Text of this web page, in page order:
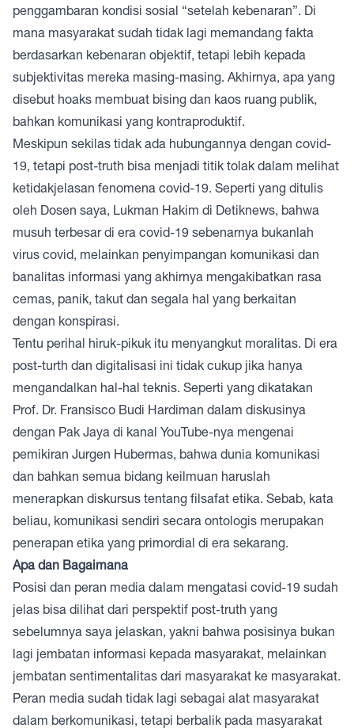
penggambaran kondisi sosial “setelah kebenaran”. Di
mana masyarakat sudah tidak lagi memandang fakta
berdasarkan kebenaran objektif, tetapi lebih kepada
subjektivitas mereka masing-masing. Akhirnya, apa yang
disebut hoaks membuat bising dan kaos ruang publik,
bahkan komunikasi yang kontraproduktif.
Meskipun sekilas tidak ada hubungannya dengan covid-
19, tetapi post-truth bisa menjadi titik tolak dalam melihat
ketidakjelasan fenomena covid-19. Seperti yang ditulis
oleh Dosen saya, Lukman Hakim di Detiknews, bahwa
musuh terbesar di era covid-19 sebenarnya bukanlah
virus covid, melainkan penyimpangan komunikasi dan
banalitas informasi yang akhirnya mengakibatkan rasa
cemas, panik, takut dan segala hal yang berkaitan
dengan konspirasi.
Tentu perihal hiruk-pikuk itu menyangkut moralitas. Di era
post-turth dan digitalisasi ini tidak cukup jika hanya
mengandalkan hal-hal teknis. Seperti yang dikatakan
Prof. Dr. Fransisco Budi Hardiman dalam diskusinya
dengan Pak Jaya di kanal YouTube-nya mengenai
pemikiran Jurgen Hubermas, bahwa dunia komunikasi
dan bahkan semua bidang keilmuan haruslah
menerapkan diskursus tentang filsafat etika. Sebab, kata
beliau, komunikasi sendiri secara ontologis merupakan
penerapan etika yang primordial di era sekarang.
Apa dan Bagaimana
Posisi dan peran media dalam mengatasi covid-19 sudah
jelas bisa dilihat dari perspektif post-truth yang
sebelumnya saya jelaskan, yakni bahwa posisinya bukan
lagi jembatan informasi kepada masyarakat, melainkan
jembatan sentimentalitas dari masyarakat ke masyarakat.
Peran media sudah tidak lagi sebagai alat masyarakat
dalam berkomunikasi, tetapi berbalik pada masyarakat